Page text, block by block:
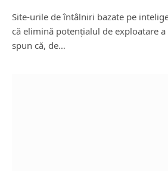
Site-urile de întâlniri bazate pe
că elimină potențialul de exploatare
spun că, de…